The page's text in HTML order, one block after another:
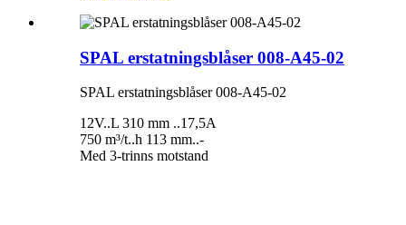
SPAL erstatningsblåser 008-A45-02
SPAL erstatningsblåser 008-A45-02
12V..L 310 mm ..17,5A
750 m³/t..h 113 mm..-
Med 3-trinns motstand